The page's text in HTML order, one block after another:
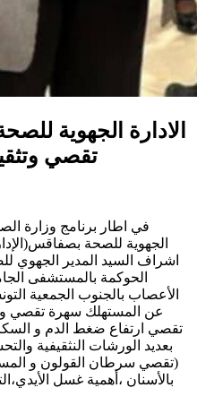
الادارة الجهوية
تقصي
في اطار برنامج وزارة
الجهوية للصحة
اشراف السيد المدير الجهوي
الحوكمة بالمستشفى
الأعصاب بالجنوب الجمعية
عن المستهلك سهرة تقصي
بعديد الورشات النثقيفية
(تقصي سرطان القولون و
بالأسنان ،أهمية غسل